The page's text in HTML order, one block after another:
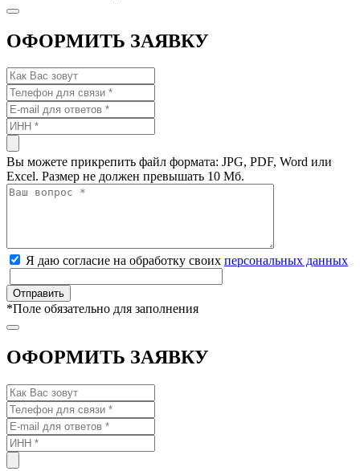
ОФОРМИТЬ ЗАЯВКУ
Вы можете прикрепить файл формата: JPG, PDF, Word или
Excel. Размер не должен превышать 10 Мб.
Я даю согласие на обработку своих персональных данных
*Поле обязательно для заполнения
ОФОРМИТЬ ЗАЯВКУ